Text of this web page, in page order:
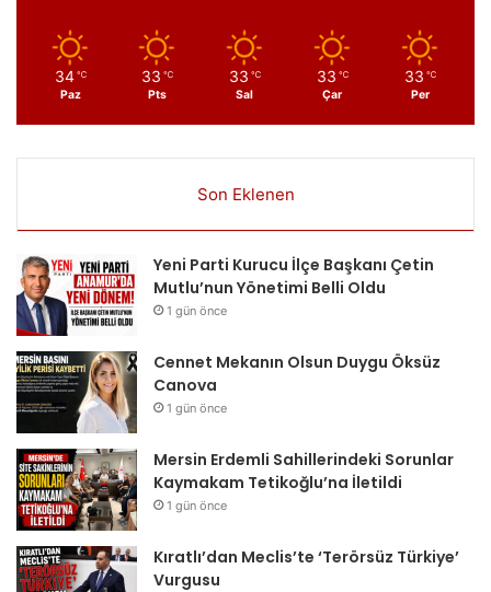
34 ℃
Paz
33 ℃
Pts
33 ℃
Sal
33 ℃
Çar
33 ℃
Per
Son Eklenen
Yeni Parti Kurucu İlçe Başkanı Çetin
Mutlu’nun Yönetimi Belli Oldu
1 gün önce
Cennet Mekanın Olsun Duygu Öksüz
Canova
1 gün önce
Mersin Erdemli Sahillerindeki Sorunlar
Kaymakam Tetikoğlu’na İletildi
1 gün önce
Kıratlı’dan Meclis’te ‘Terörsüz Türkiye’
Vurgusu